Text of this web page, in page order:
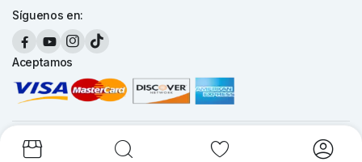
Síguenos en:
Aceptamos
Copyright 2026 © Cronte Technology S.A. Todos los derechos